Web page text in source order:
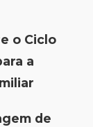
o Ciclo
a
de